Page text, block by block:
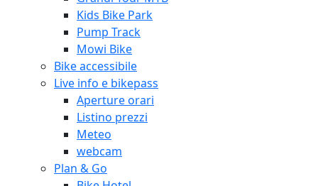
Kids Bike Park
Pump Track
Mowi Bike
Bike accessibile
Live info e bikepass
Aperture orari
Listino prezzi
Meteo
webcam
Plan & Go